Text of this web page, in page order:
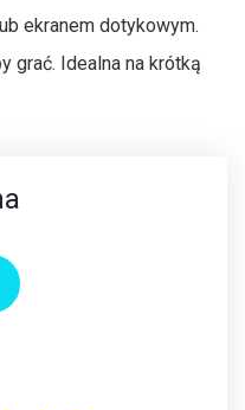
ekranem dotykowym.
grać. Idealna na krótką